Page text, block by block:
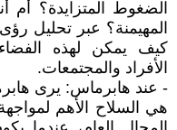
الضغوط المتزايدة؟ أم
المهيمنة؟ عبر تحليل
كيف يمكن لهذه
الأفراد والمجتمعات.
- عند هابرماس: يرى
هي السلاح الأهم لمواجهة